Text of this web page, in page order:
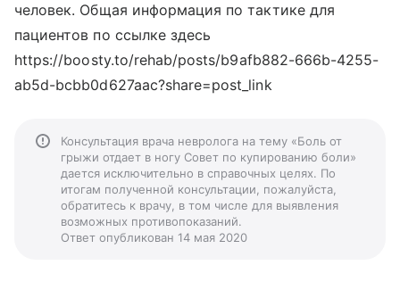
человек. Общая информация по тактике для
пациентов по ссылке здесь
https://boosty.to/rehab/posts/b9afb882-666b-4255-
ab5d-bcbb0d627aac?share=post_link
Консультация врача невролога на тему «Боль от
грыжи отдает в ногу Совет по купированию боли»
дается исключительно в справочных целях. По
итогам полученной консультации, пожалуйста,
обратитесь к врачу, в том числе для выявления
возможных противопоказаний.
Ответ опубликован 14 мая 2020